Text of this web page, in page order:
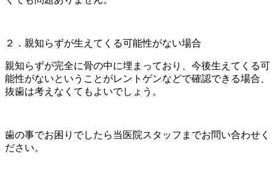
２．親知らずが生えてくる可能性がない場合
親知らずが完全に骨の中に埋まっており、今後生えてくる可
能性がないということがレントゲンなどで確認できる場合、
抜歯は考えなくてもよいでしょう。
歯の事でお困りでしたら当医院スタッフまでお問い合わせく
ださい。